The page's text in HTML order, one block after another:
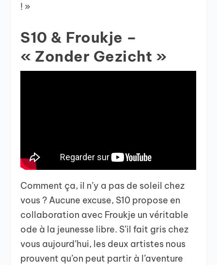
! »
S10 & Froukje –
« Zonder Gezicht »
Comment ça, il n’y a pas de soleil chez
vous ? Aucune excuse, S10 propose en
collaboration avec Froukje un véritable
ode à la jeunesse libre. S’il fait gris chez
vous aujourd’hui, les deux artistes nous
prouvent qu’on peut partir à l’aventure